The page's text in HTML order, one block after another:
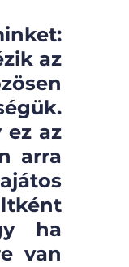
az
ez az
arra
ha
van